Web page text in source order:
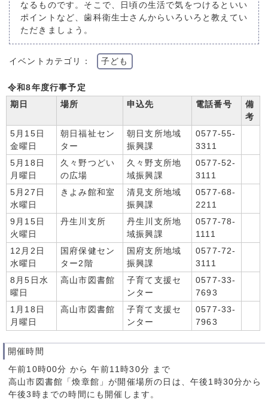
なるものです。そこで、日頃の生活で気をつけるといい
ポイントなど、歯科衛生士さんからいろいろと教えてい
ただきましょう。
イベントカテゴリ： 子ども
令和8年度行事予定
期日
場所 申込先 電話番号
備
考
5月15日
金曜日
朝日福祉セン
ター
朝日支所地域
振興課
0577-55-
3311
5月18日
月曜日
久々野つどい
の広場
久々野支所地
域振興課
0577-52-
3111
5月27日
水曜日
きよみ館和室
清見支所地域
振興課
0577-68-
2211
9月15日
火曜日
丹生川支所
丹生川支所地
域振興課
0577-78-
1111
12月2日
水曜日
国府保健セン
ター2階
国府支所地域
振興課
0577-72-
3111
8月5日水
曜日
高山市図書館
子育て支援セ
ンター
0577-33-
7693
1月18日
月曜日
高山市図書館
子育て支援セ
ンター
0577-33-
7963
開催時間
午前10時00分 から 午前11時30分 まで
高山市図書館「煥章館」が開催場所の日は、午後1時30分から
午後3時までの時間にも開催します。